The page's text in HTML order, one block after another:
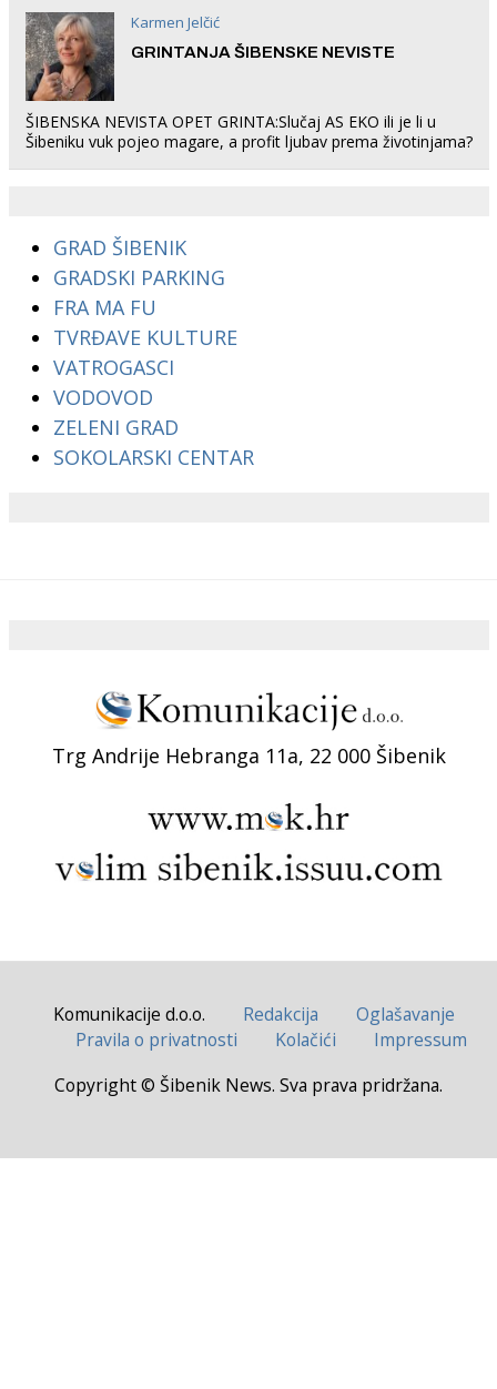
Karmen Jelčić
GRINTANJA ŠIBENSKE NEVISTE
ŠIBENSKA NEVISTA OPET GRINTA:Slučaj AS EKO ili je li u
Šibeniku vuk pojeo magare, a profit ljubav prema životinjama?
GRAD ŠIBENIK
GRADSKI PARKING
FRA MA FU
TVRĐAVE KULTURE
VATROGASCI
VODOVOD
ZELENI GRAD
SOKOLARSKI CENTAR
Trg Andrije Hebranga 11a, 22 000 Šibenik
Komunikacije d.o.o. Redakcija
Oglašavanje
Pravila o privatnosti
Kolačići
Impressum
Copyright © Šibenik News. Sva prava pridržana.